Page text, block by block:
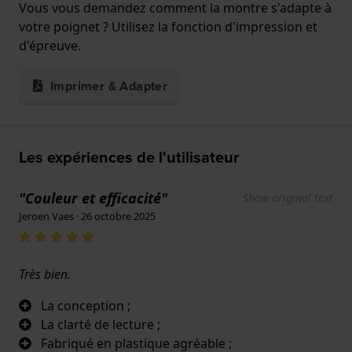
Vous vous demandez comment la montre s'adapte à
votre poignet ? Utilisez la fonction d'impression et
d'épreuve.
Imprimer & Adapter
Les expériences de l'utilisateur
"Couleur et efficacité" Show original text
Jeroen Vaes · 26 octobre 2025
Très bien.
La conception ;
La clarté de lecture ;
Fabriqué en plastique agréable ;